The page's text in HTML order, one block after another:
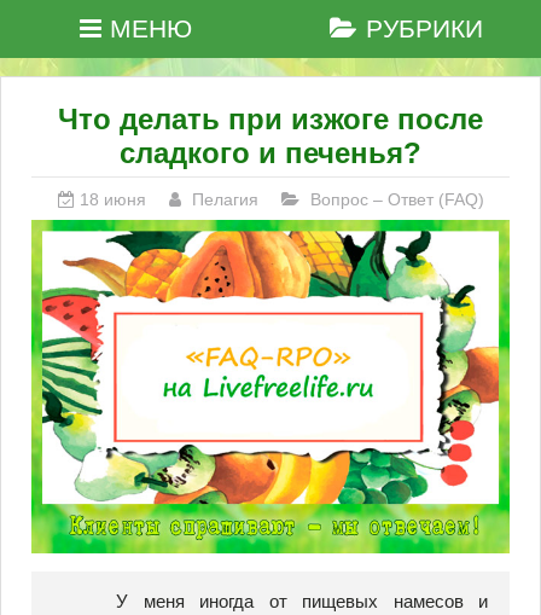
МЕНЮ РУБРИКИ
Что делать при изжоге после
сладкого и печенья?
18 июня Пелагия Вопрос – Ответ (FAQ)
У меня иногда от пищевых намесов и